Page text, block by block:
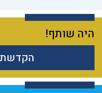
היה שותף!
הקדשת